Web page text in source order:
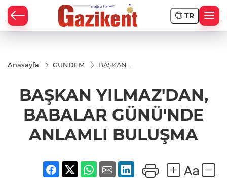
TR
Anasayfa GÜNDEM
BAŞKAN
GÜNÜ'NDE
ANLAMLI
BULUŞMA
BAŞKAN YILMAZ'DAN,
BABALAR GÜNÜ'NDE
ANLAMLI BULUŞMA